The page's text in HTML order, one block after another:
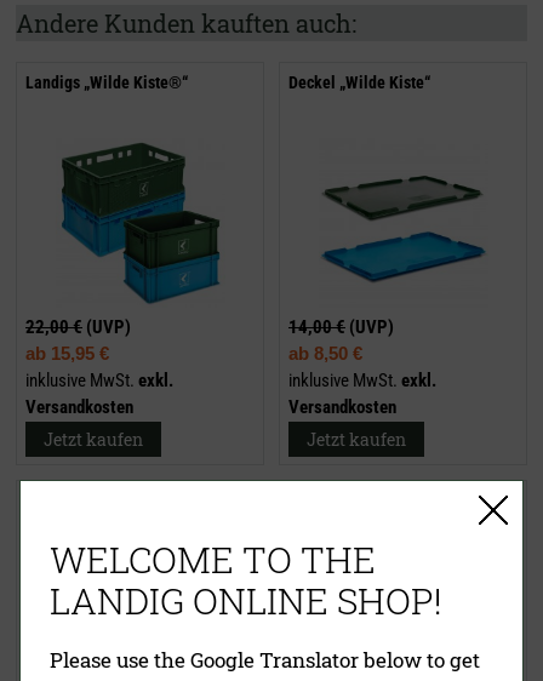
Andere Kunden kauften auch:
Landigs „Wilde Kiste®“
22,00 € (UVP)
ab 15,95 €
inklusive MwSt. exkl.
Versandkosten
Jetzt kaufen
Deckel „Wilde Kiste“
14,00 € (UVP)
ab 8,50 €
inklusive MwSt. exkl.
Versandkosten
Jetzt kaufen
WELCOME TO THE
LANDIG ONLINE SHOP!
Please use the Google Translator below to get